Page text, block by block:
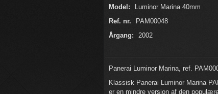
Model:
Luminor Marina 40mm
Ref. nr.
PAM00048
Årgang:
2002
Panerai Luminor Marina, ref.
Klassisk Panerai Luminor Marina
er en mindre version af den